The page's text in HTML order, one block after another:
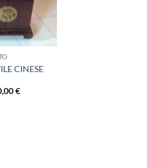
CINESE
€Il